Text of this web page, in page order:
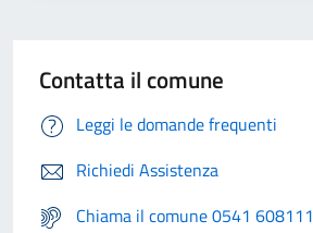
Contatta il comune
Leggi le domande frequenti
Richiedi Assistenza
Chiama il comune 0541 608111